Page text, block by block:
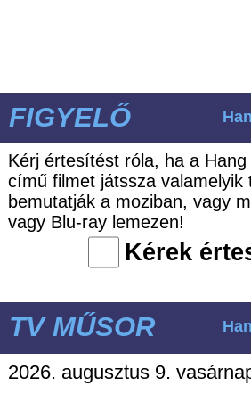
FIGYELŐ
Kérj értesítést róla, ha a
című filmet játssza valamelyik
bemutatják a moziban, vagy
vagy Blu-ray lemezen!
Kérek
TV MŰSOR
2026. augusztus 9.